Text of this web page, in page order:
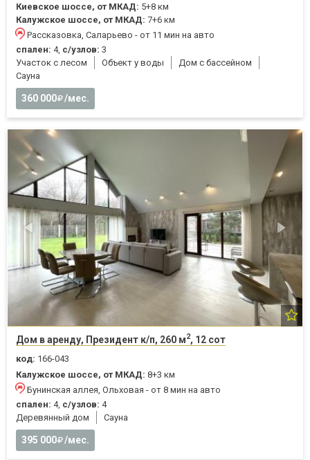
Киевское шоссе, от МКАД: 5+8 км
Калужское шоссе, от МКАД: 7+6 км
Рассказовка, Саларьево - от 11 мин на авто
спален: 4, с/узлов: 3
Участок с лесом
Объект у воды
Дом с бассейном
Cауна
360 000 /мес.
Дом в аренду, Президент к/п, 260 м2, 12 сот
код: 166-043
Калужское шоссе, от МКАД: 8+3 км
Бунинская аллея, Ольховая - от 8 мин на авто
спален: 4, с/узлов: 4
Деревянный дом
Cауна
395 000 /мес.